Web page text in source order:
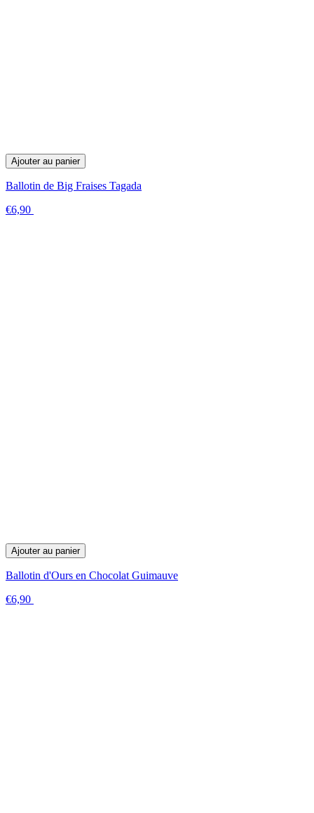
Ajouter au panier
Ballotin de Big Fraises Tagada
€6,90
Ajouter au panier
Ballotin d'Ours en Chocolat Guimauve
€6,90